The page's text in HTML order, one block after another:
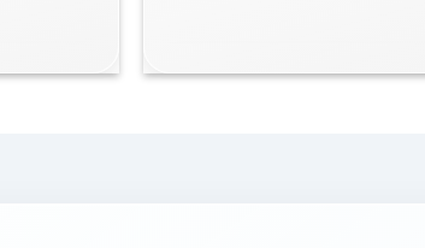
افزودن به سبد خرید